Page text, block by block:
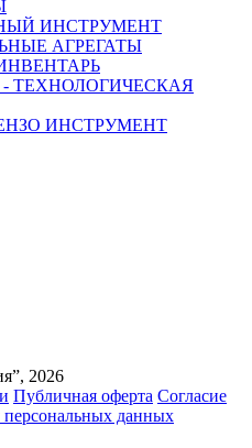
ИНСТРУМЕНТ
АГРЕГАТЫ
ТЕХНОЛОГИЧЕСКАЯ
ИНСТРУМЕНТ
2026
Публичная оферта Согласие
персональных данных